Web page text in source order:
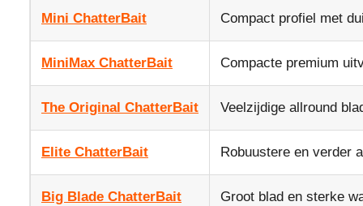
Mini ChatterBait Compact profiel met
MiniMax ChatterBait Compacte premium
The Original ChatterBait Veelzijdige allround
Elite ChatterBait Robuustere en verder
Big Blade ChatterBait Groot blad en sterke